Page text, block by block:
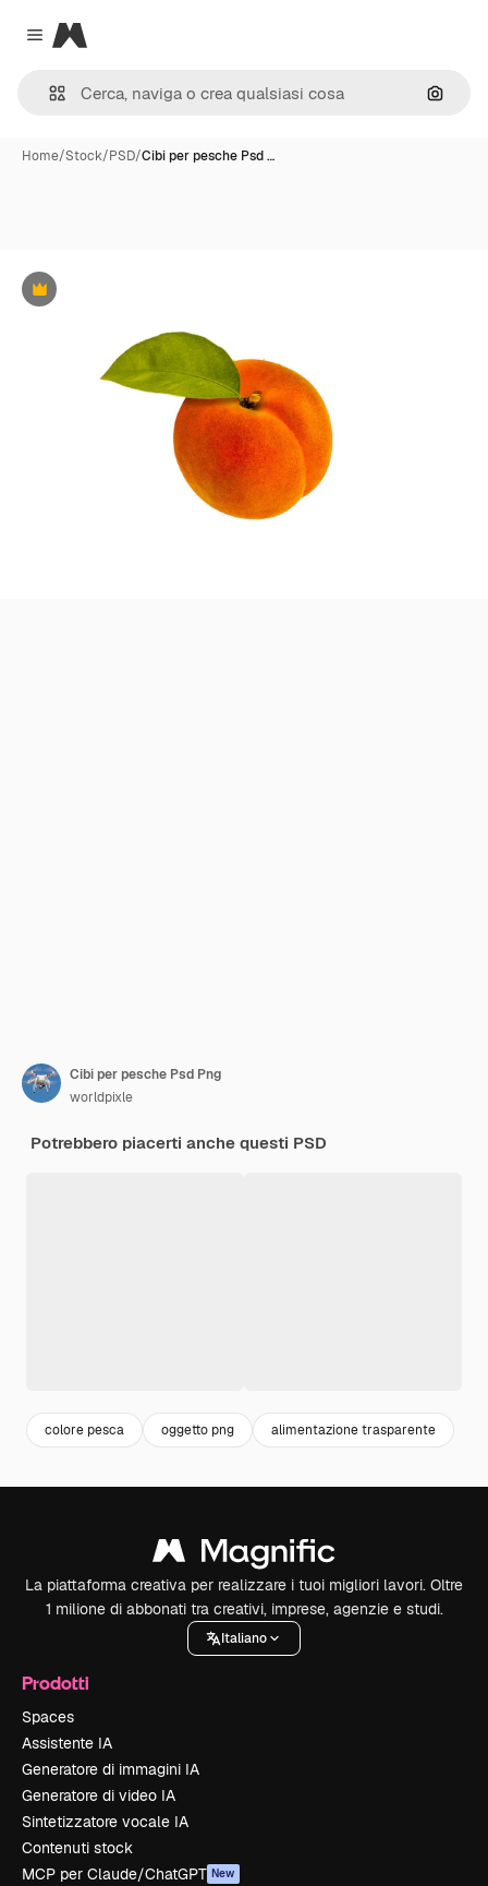
Close menu
Magnific
Cerca
Home/Stock/PSD/Cibi per pesche Psd …
Premium
Cibi per pesche Psd Png
worldpixle
Potrebbero piacerti anche questi PSD
colore pesca oggetto png alimentazione trasparente
La piattaforma creativa per realizzare i tuoi migliori lavori. Oltre
1 milione di abbonati tra creativi, imprese, agenzie e studi.
Italiano
Prodotti
Spaces
Assistente IA
Generatore di immagini IA
Generatore di video IA
Sintetizzatore vocale IA
Contenuti stock
MCP per Claude/ChatGPT New